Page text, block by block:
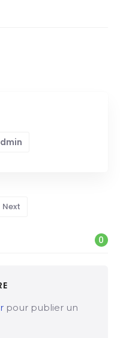
Next
0
pour publier un